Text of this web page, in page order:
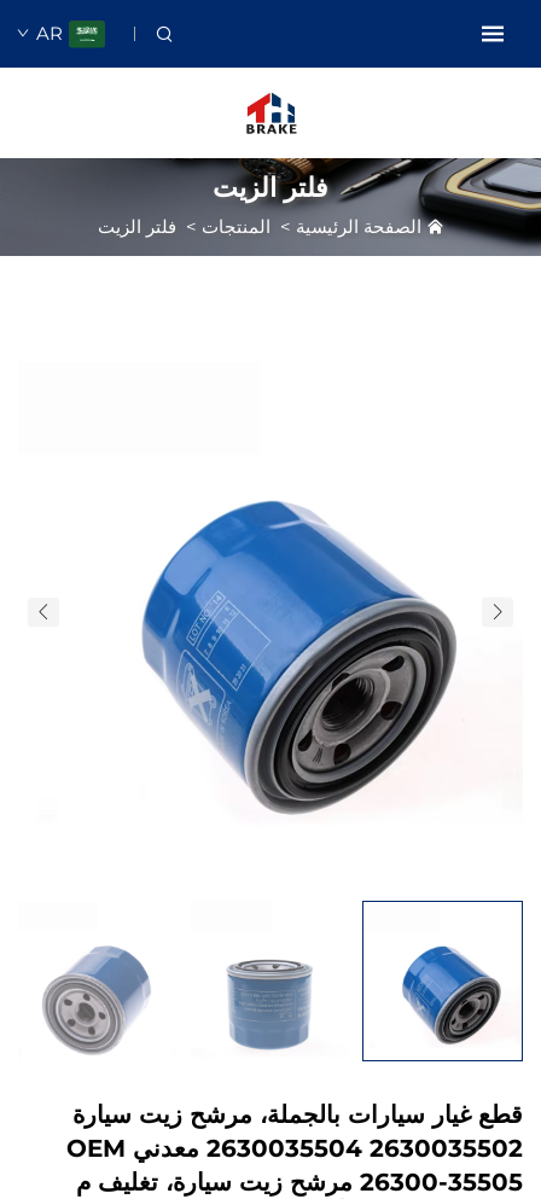
AR
فلتر الزيت
الصفحة الرئيسية > المنتجات > فلتر الزيت
قطع غيار سيارات بالجملة، مرشح زيت سيارة
2630035502 2630035504 معدني OEM
26300-35505 مرشح زيت سيارة، تغليف م